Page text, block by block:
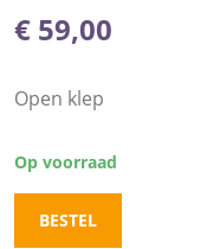
€ 59,00
Open klep
Op voorraad
BESTEL